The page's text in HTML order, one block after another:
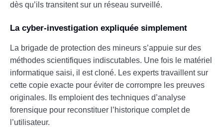
dès qu’ils transitent sur un réseau surveillé.
La cyber-investigation expliquée simplement
La brigade de protection des mineurs s’appuie sur des
méthodes scientifiques indiscutables. Une fois le matériel
informatique saisi, il est cloné. Les experts travaillent sur
cette copie exacte pour éviter de corrompre les preuves
originales. Ils emploient des techniques d’analyse
forensique pour reconstituer l’historique complet de
l’utilisateur.